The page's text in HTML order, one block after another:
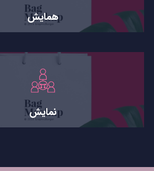
همایش
نمایش